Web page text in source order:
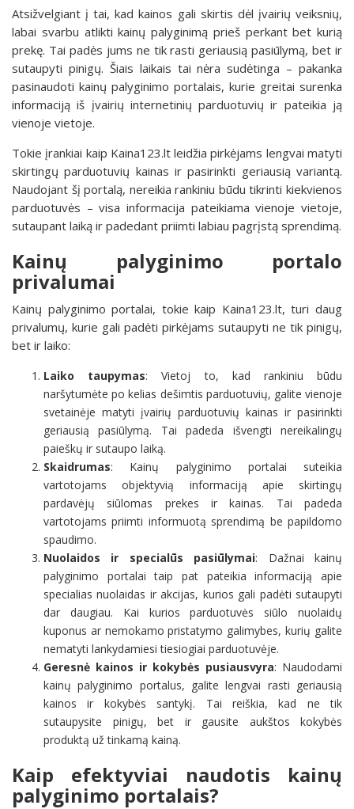
Atsižvelgiant į tai, kad kainos gali skirtis dėl įvairių veiksnių,
labai svarbu atlikti kainų palyginimą prieš perkant bet kurią
prekę. Tai padės jums ne tik rasti geriausią pasiūlymą, bet ir
sutaupyti pinigų. Šiais laikais tai nėra sudėtinga – pakanka
pasinaudoti kainų palyginimo portalais, kurie greitai surenka
informaciją iš įvairių internetinių parduotuvių ir pateikia ją
vienoje vietoje.
Tokie įrankiai kaip Kaina123.lt leidžia pirkėjams lengvai matyti
skirtingų parduotuvių kainas ir pasirinkti geriausią variantą.
Naudojant šį portalą, nereikia rankiniu būdu tikrinti kiekvienos
parduotuvės – visa informacija pateikiama vienoje vietoje,
sutaupant laiką ir padedant priimti labiau pagrįstą sprendimą.
Kainų palyginimo portalo
privalumai
Kainų palyginimo portalai, tokie kaip Kaina123.lt, turi daug
privalumų, kurie gali padėti pirkėjams sutaupyti ne tik pinigų,
bet ir laiko:
Laiko taupymas: Vietoj to, kad rankiniu būdu
naršytumėte po kelias dešimtis parduotuvių, galite vienoje
svetainėje matyti įvairių parduotuvių kainas ir pasirinkti
geriausią pasiūlymą. Tai padeda išvengti nereikalingų
paieškų ir sutaupo laiką.
Skaidrumas: Kainų palyginimo portalai suteikia
vartotojams objektyvią informaciją apie skirtingų
pardavėjų siūlomas prekes ir kainas. Tai padeda
vartotojams priimti informuotą sprendimą be papildomo
spaudimo.
Nuolaidos ir specialūs pasiūlymai: Dažnai kainų
palyginimo portalai taip pat pateikia informaciją apie
specialias nuolaidas ir akcijas, kurios gali padėti sutaupyti
dar daugiau. Kai kurios parduotuvės siūlo nuolaidų
kuponus ar nemokamo pristatymo galimybes, kurių galite
nematyti lankydamiesi tiesiogiai parduotuvėje.
Geresnė kainos ir kokybės pusiausvyra: Naudodami
kainų palyginimo portalus, galite lengvai rasti geriausią
kainos ir kokybės santykį. Tai reiškia, kad ne tik
sutaupysite pinigų, bet ir gausite aukštos kokybės
produktą už tinkamą kainą.
Kaip efektyviai naudotis kainų
palyginimo portalais?